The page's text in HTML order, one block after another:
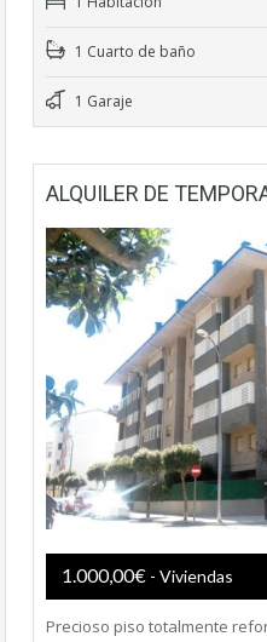
1 Cuarto de baño
1 Garaje
ALQUILER DE
1.000,00€ - Viviendas
Precioso piso totalmente